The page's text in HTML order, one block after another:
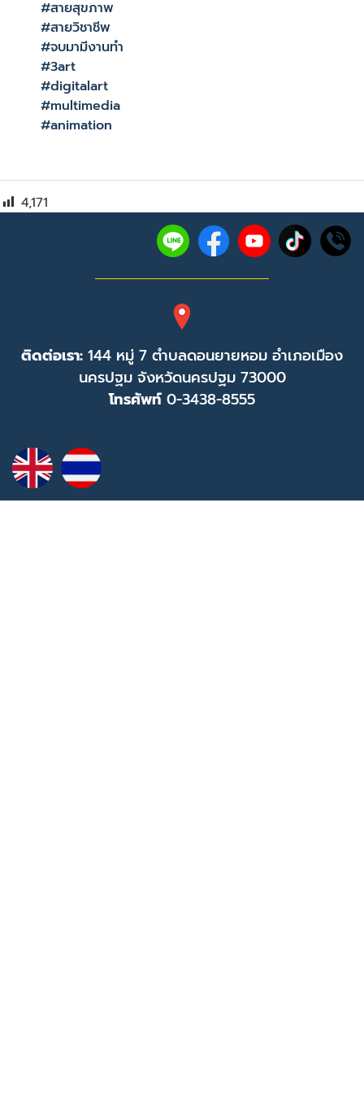
#สายสุขภาพ
#สายวิชาชีพ
#จบมามีงานทำ
#3art
#digitalart
#multimedia
#animation
4,171
ติดต่อเรา: 144 หมู่ 7 ตำบลดอนยายหอม อำเภอเมือง
นครปฐม จังหวัดนครปฐม 73000
โทรศัพท์ 0-3438-8555